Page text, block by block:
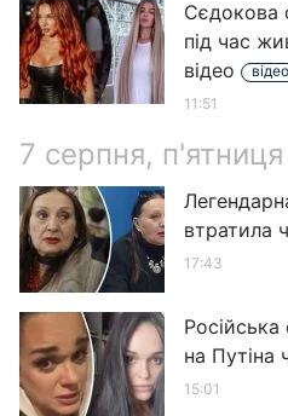
Сєдокова
під час
відео
відео
11:51
7 серпня, п'ятниця
втратила
17:43
на Путіна
15:01